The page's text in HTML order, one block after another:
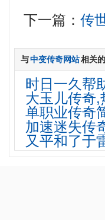
下一篇：传
与中变传奇网站相关
时日一久帮
大玉儿传奇,
单职业传奇
加速迷失传
又平和了于